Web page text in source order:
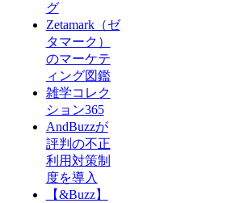
グ
Zetamark（ゼ
タマーク）
のマーケテ
ィング図鑑
雑学コレク
ション365
AndBuzzが
評判の不正
利用対策制
度を導入
【&Buzz】